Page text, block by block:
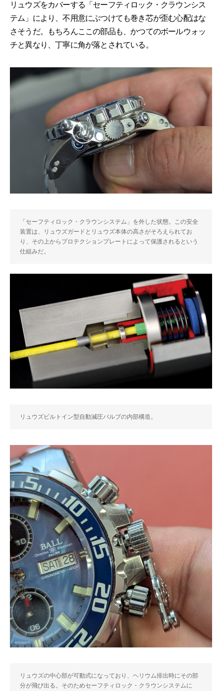
リュウズをカバーする「セーフティロック・クラウンシス
テム」により、不用意にぶつけても巻き芯が歪む心配はな
さそうだ。もちろんここの部品も、かつてのボールウォッ
チと異なり、丁寧に角が落とされている。
「セーフティロック・クラウンシステム」を外した状態。この安全
装置は、リュウズガードとリュウズ本体の高さがそろえられてお
り、その上からプロテクションプレートによって保護されるという
仕組みだ。
リュウズビルトイン型自動減圧バルブの内部構造。
リュウズの中心部が可動式になっており、ヘリウム排出時にその部
分が飛び出る。そのためセーフティロック・クラウンシステムに